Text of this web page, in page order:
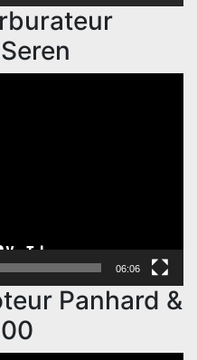
06:06
Panhard &